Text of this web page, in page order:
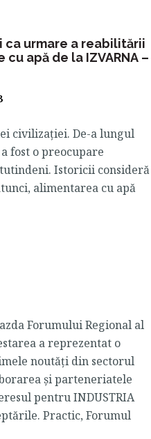
ca urmare a reabilitării
apă de la IZVARNA –
civilizației. De-a lungul
fost o preocupare
Istoricii consideră
alimentarea cu apă
Forumului Regional al
a reprezentat o
noutăți din sectorul
și parteneriatele
pentru INDUSTRIA
Practic, Forumul